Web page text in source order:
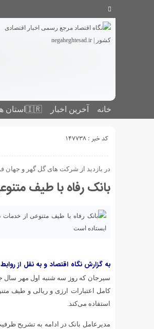
خانه آخرین اخبار 🇮🇷استان ‌ها
کد خبر : 147738
در بازدید از شرکت های گل گهر و جهان
بانک رفاه با طیف
به گزارش نگاه اقتصاد و به نقل از
سیرجان که روز سه شنبه اول مهر سال
کامل اعتبارات ارزی و ریالی و طیف
استفاده می‌کند.
مدیرعامل بانک در ادامه به تشریح